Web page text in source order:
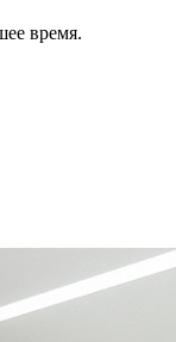
время.